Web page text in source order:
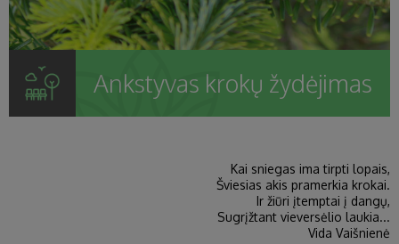
Ankstyvas krokų žydėjimas
Kai sniegas ima tirpti lopais,
Šviesias akis pramerkia krokai.
Ir žiūri įtemptai į dangų,
Sugrįžtant vieversėlio laukia...
Vida Vaišnienė